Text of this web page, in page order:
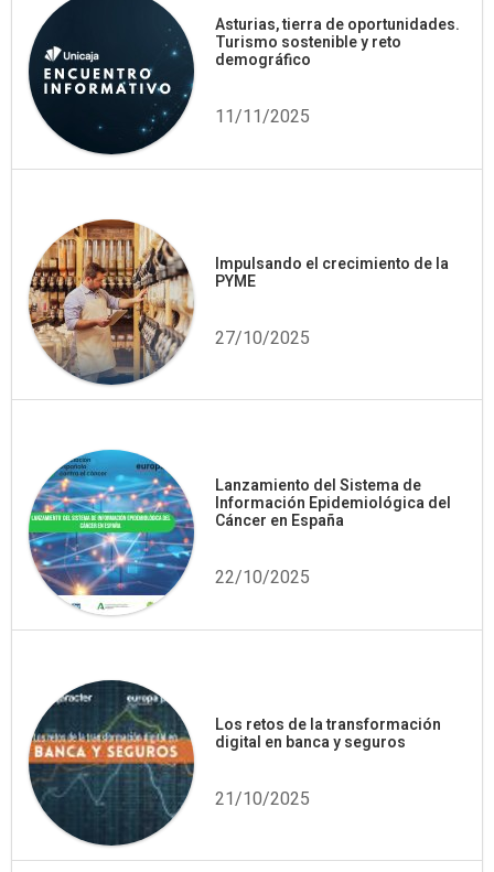
Asturias, tierra de oportunidades.
Turismo sostenible y reto
demográfico
11/11/2025
Impulsando el crecimiento de la
PYME
27/10/2025
Lanzamiento del Sistema de
Información Epidemiológica del
Cáncer en España
22/10/2025
Los retos de la transformación
digital en banca y seguros
21/10/2025